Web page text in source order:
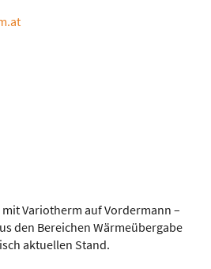
Variotherm auf Vordermann –
den Bereichen Wärmeübergabe
aktuellen Stand.